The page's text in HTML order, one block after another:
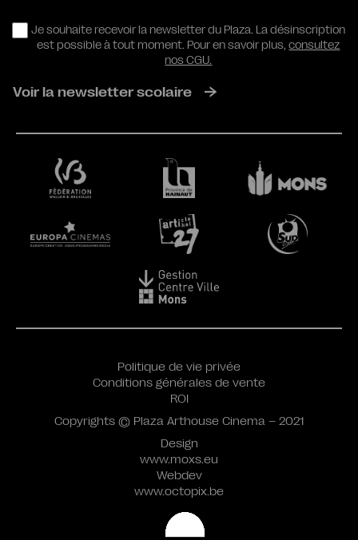
RGPD
Je souhaite recevoir la newsletter du Plaza. La désinscription
est possible à tout moment. Pour en savoir plus,consultez
nos CGU.
Voir la newsletter scolaire
Design
www.moxs.eu
Webdev
www.octopix.be
Politique de vie privée
Conditions générales de vente
ROI
Copyrights © Plaza Arthouse Cinema – 2021